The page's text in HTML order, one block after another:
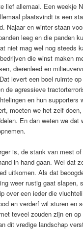
lief allemaal. Een weekje
plaatsvindt is een
Najaar en winter staan
leeg en die panden
niet mag wel nog steeds
die winst maken
dierenleed en
levert een boel ruimte
de agressieve
en hun supporters
moeten we het zelf
En dan weten we dat
is, de stank van mest
in hand gaan. Wel dat
uitkomen. Als dat
weer rustig gaat slapen,
over een ieder die
en verderf wil sturen en
teveel zouden zijn en
dit vredige landschap